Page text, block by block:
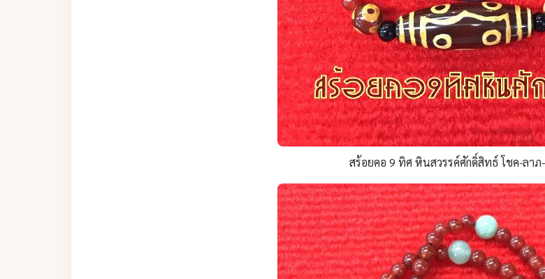
สร้อยคอ 9 ทิศ หินสวรรค์ศักดิ์สิทธ์ โชค-ลาภ